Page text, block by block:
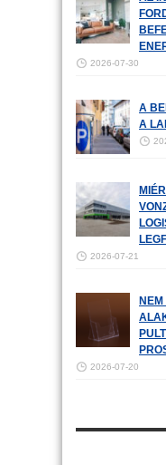
2026-07-30
A
A
2026-07-21
2026-07-20